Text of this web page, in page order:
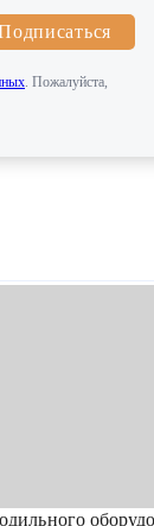
. Пожалуйста,